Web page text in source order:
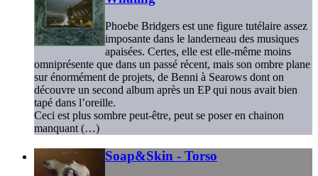
Phoebe Bridgers est une figure tutélaire assez
imposante dans le landerneau des musiques
apaisées. Certes, elle est elle-même moins
omniprésente que dans un passé récent, mais son ombre plane
sur énormément de projets, de Benni à Searows dont on
découvre un second album après un EP qui nous avait bien
tapé dans l’oreille.
Ceci est plus sombre peut-être, peut se poser en chainon
manquant (…)
Soap&Skin - Torso